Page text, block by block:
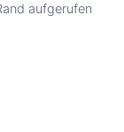
aufgerufen